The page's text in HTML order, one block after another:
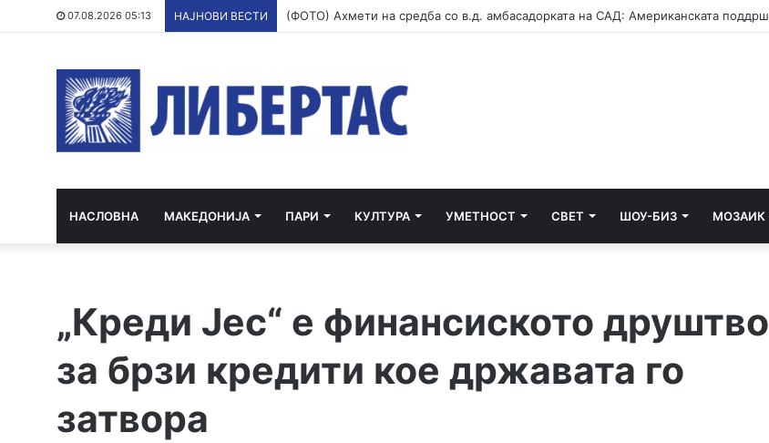
07.08.2026 05:13 НАЈНОВИ ВЕСТИ
НАСЛОВНА МАКЕДОНИЈА ПАРИ КУЛТУРА УМЕТНОСТ СВЕТ ШОУ-БИЗ МОЗАИК
„Креди Јес“ е финансиското друштво
за брзи кредити кое државата го
затвора